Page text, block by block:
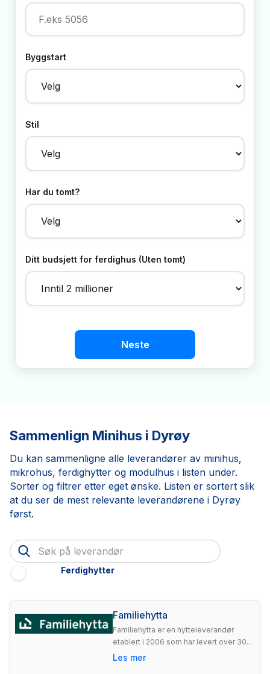
Byggstart
Stil
Har du tomt?
Ditt budsjett for ferdighus (Uten tomt)
Neste
Sammenlign Minihus i Dyrøy
Du kan sammenligne alle leverandører av minihus,
mikrohus, ferdighytter og modulhus i listen under.
Sorter og filtrer etter eget ønske. Listen er sortert slik
at du ser de mest relevante leverandørene i Dyrøy
først.
Ferdighytter
Familiehytta
Familiehytta er en hytteleverandør
etablert i 2006 som har levert over 30...
Les mer